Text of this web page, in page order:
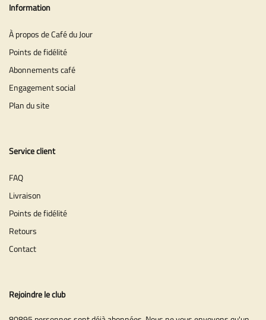
Information
À propos de Café du Jour
Points de fidélité
Abonnements café
Engagement social
Plan du site
Service client
FAQ
Livraison
Points de fidélité
Retours
Contact
Rejoindre le club